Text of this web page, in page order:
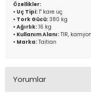
Özellikler:
• Uç Tipi: 1" kare uç
• Tork Gücü: 380 kg
• Ağırlık: 16 kg
• Kullanım Alanı: TIR,
• Marka: Taitian
Yorumlar